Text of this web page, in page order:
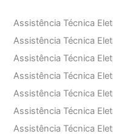
Assistência Técnica
Assistência Técnica
Assistência Técnica
Assistência Técnica
Assistência Técnica
Assistência Técnica
Assistência Técnica